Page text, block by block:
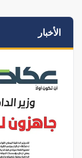
الأخبار